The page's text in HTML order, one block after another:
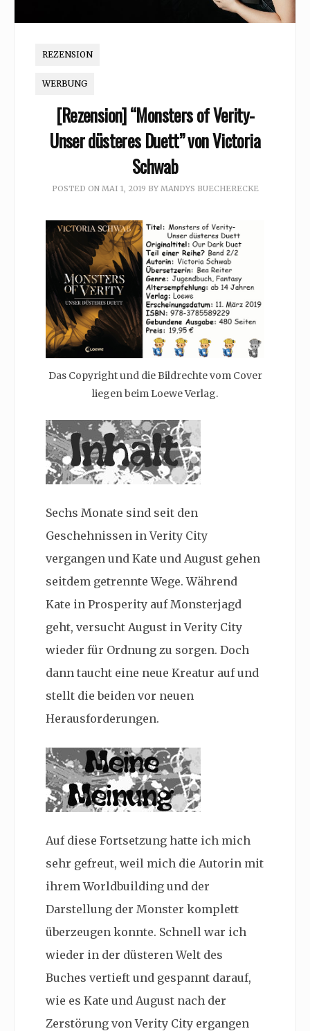
REZENSION
WERBUNG
[Rezension] “Monsters of Verity-
Unser düsteres Duett” von Victoria
Schwab
POSTED ON MAI 1, 2019 BY MANDYS BUECHERECKE
Das Copyright und die Bildrechte vom Cover
liegen beim Loewe Verlag.
Sechs Monate sind seit den
Geschehnissen in Verity City
vergangen und Kate und August gehen
seitdem getrennte Wege. Während
Kate in Prosperity auf Monsterjagd
geht, versucht August in Verity City
wieder für Ordnung zu sorgen. Doch
dann taucht eine neue Kreatur auf und
stellt die beiden vor neuen
Herausforderungen.
Auf diese Fortsetzung hatte ich mich
sehr gefreut, weil mich die Autorin mit
ihrem Worldbuilding und der
Darstellung der Monster komplett
überzeugen konnte. Schnell war ich
wieder in der düsteren Welt des
Buches vertieft und gespannt darauf,
wie es Kate und August nach der
Zerstörung von Verity City ergangen